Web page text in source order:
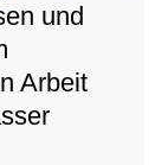
und
Arbeit